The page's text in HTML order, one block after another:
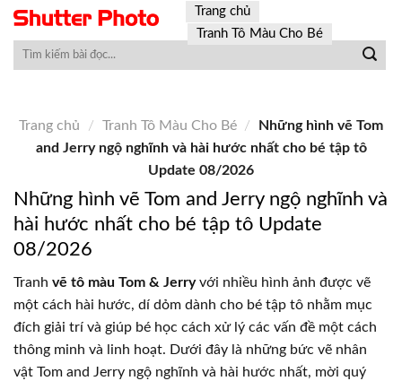
Skip
content
Trang chủ
Tranh Tô Màu Cho Bé
Trang chủ / Tranh Tô Màu Cho Bé /
Những hình vẽ Tom
and Jerry ngộ nghĩnh và hài hước nhất cho bé tập tô
Update 08/2026
Những hình vẽ Tom and Jerry ngộ nghĩnh và
hài hước nhất cho bé tập tô Update
08/2026
Tranh vẽ tô màu Tom & Jerryvới nhiều hình ảnh được vẽ
một cách hài hước, dí dỏm dành cho bé tập tô nhằm mục
đích giải trí và giúp bé học cách xử lý các vấn đề một cách
thông minh và linh hoạt. Dưới đây là những bức vẽ nhân
vật Tom and Jerry ngộ nghĩnh và hài hước nhất, mời quý